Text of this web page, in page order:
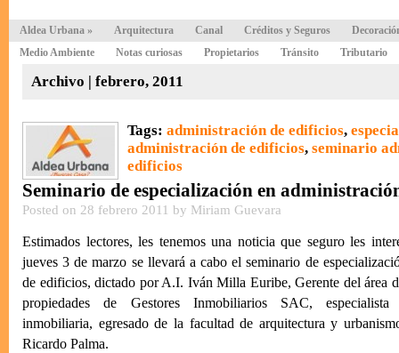
Aldea Urbana » Arquitectura Canal Créditos y Seguros
Medio Ambiente
Notas curiosas Propietarios Tránsito Tributario
Archivo | febrero, 2011
Tags: administración de edificios,
administración de edificios, seminario
edificios
Seminario de especialización en
Posted on 28 febrero 2011 by Miriam Guevara
Estimados lectores, les tenemos una noticia que seguro les
jueves 3 de marzo se llevará a cabo el seminario de
de edificios, dictado por A.I. Iván Milla Euribe, Gerente del área
propiedades de Gestores Inmobiliarios SAC, especialista
inmobiliaria, egresado de la facultad de arquitectura y
Ricardo Palma.